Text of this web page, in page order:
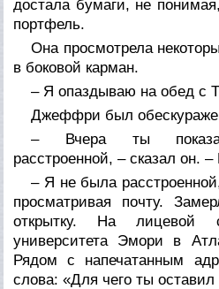
достала бумаги, не
портфель.
Она просмотрела
в боковой карман.
– Я опаздываю на обед с
Джеффри был
– Вчера ты
расстроенной, – сказал он. –
– Я не была
просматривая почту.
открытку. На лицевой
университета Эмори в
Рядом с напечатанным
слова: «Для чего ты